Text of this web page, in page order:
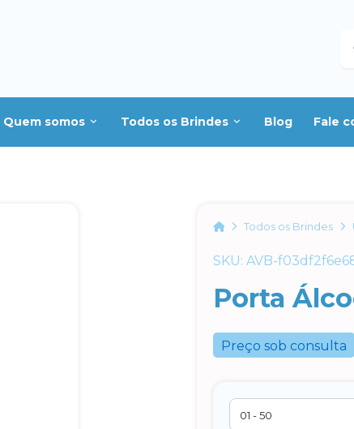
Quem somos Todos os Brindes Blog Fale
HomeTodos os Brindes
SKU: AVB-
Porta
Preço sob consulta